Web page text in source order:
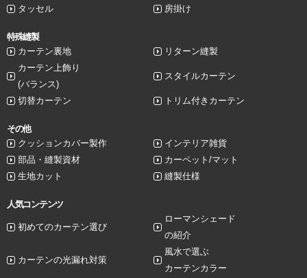
タッセル
房掛け
特殊縫製
カーテン裏地
リターン縫製
カーテン上飾り
(バランス)
スタイルカーテン
切替カーテン トリム付きカーテン
その他
クッションカバー製作
インテリア雑貨
部品・縫製資材
カーペット/マット
生地カット
縫製仕様
人気コンテンツ
初めてのカーテン選び
ローマンシェード
の紹介
カーテンの光漏れ対策
風水で選ぶ
カーテンカラー